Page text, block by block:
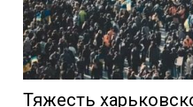
Тяжесть